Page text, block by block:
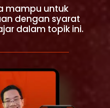
mampu untuk
dengan syarat
dalam topik ini.